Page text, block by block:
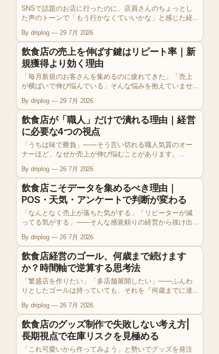
SNSで話題のお店に行ったのに、店員さんのちょっとし
た声のトーンで「もう行かなくていいかな」と感じた経
右する「声に乗る感情」というテーマを、現場感覚を交
えて掘り下げました。今日から意識できる、お店の空気
を変える小さな習慣についてお話しします。
By driplog 29 7月 2026
飲食店の売上を伸ばす鍵はリピート率｜新
規獲得より効く理由
「毎月新規のお客さんを集めるのに疲れてきた」「売上
が横ばいで伸び悩んでいる」そんな悩みを抱えていませ
リピート率にあります。DRIPLOG EP8では、リピーター
を作るための「体験」と「仕組み」の2つのアプローチに
ついて、実際の数字も交えながらお話ししました。
By driplog 29 7月 2026
飲食店が「職人」だけで潰れる理由｜経営
に必要な4つの視点
「うちは味で勝負」——そう言い切れる職人気質のオー
ナーほど、なぜか売上が伸び悩むことがあります。
の視点」について、現場の目線から整理しました。この
記事は放送内容を再構成したものです。
By driplog 26 7月 2026
飲食店こそデータを集めるべき理由｜
POS・天気・アンケートで判断が変わる
「なんとなく売上が落ちた気がする」「リピーターが減
ってる気がする」——そんな感覚頼りの経営から抜け出
EP6では、飲食店オーナーが最低限おさえておくべきデ
ータの種類と、それがどう経営判断を変えるのかを話し
ました。
By driplog 26 7月 2026
飲食店経営のゴール、何歳まで続けます
か？時間軸で逆算する思考法
「繁盛店を作りたい」「多店舗展開したい」——ふんわ
りとしたゴールは持っていても、それを『何歳までに達
と少ないんですよね。DRIPLOG EP5では、都内でコンサ
ルもされる先輩経営者との対話で得た「時間軸を添えた
ゴール設定」の重要性を掘り下げます。目先の忙しさに
埋もれず、経営判断のスピード感を掴むためのヒントを
お届けします。
By driplog 26 7月 2026
飲食店のグッズ制作で失敗しない考え方|
長期視点で在庫リスクを見極める
「これ可愛いから作ってみよう」と勢いでグッズを発注